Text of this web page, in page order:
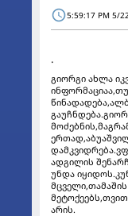
5:59:17 PM 5/
.
გიორგი ახლა
ადგილის
უნდა
არის.